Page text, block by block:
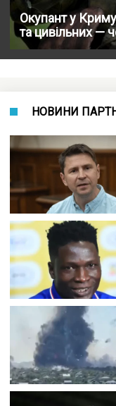
Окупант у
та цивільних —
НОВИНИ